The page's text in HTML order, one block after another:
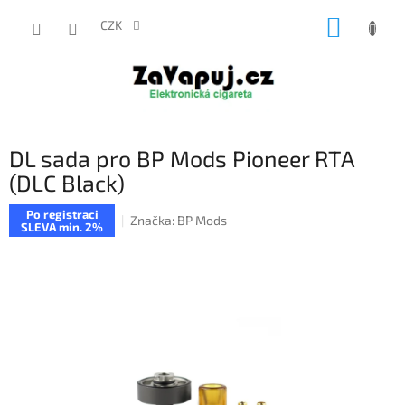
CZK
DL sada pro BP Mods Pioneer RTA
(DLC Black)
Po registraci
SLEVA min. 2%
Značka: BP Mods